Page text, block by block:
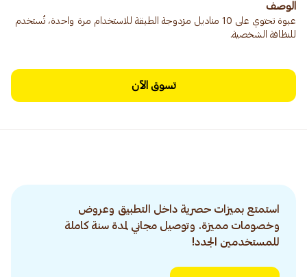
الوصف
عبوة تحتوي على 10 مناديل مزدوجة الطبقة للاستخدام مرة واحدة، تُستخدم
للنظافة الشخصية.
تسوق الآن
استمتع بميزات حصرية داخل التطبيق وعروض
وخصومات مميزة. وتوصيل مجاني لمدة سنة كاملة
للمستخدمين الجدد!